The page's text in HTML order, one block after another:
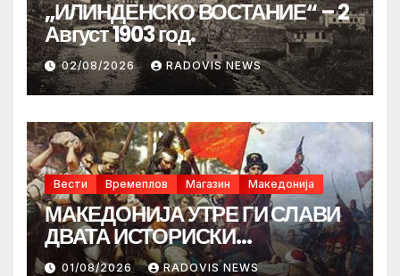
„ИЛИНДЕНСКО ВОСТАНИЕ“ – 2
Август 1903 год.
02/08/2026 RADOVIS NEWS
Вести Времеплов Магазин Македонија
МАКЕДОНИЈА УТРЕ ГИ СЛАВИ
ДВАТА ИСТОРИСКИ
ИЛИНДЕНА!
01/08/2026 RADOVIS NEWS